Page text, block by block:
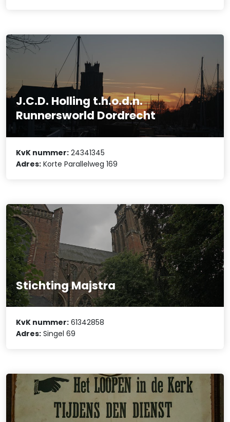
J.C.D. Holling t.h.o.d.n.
Runnersworld Dordrecht
KvK nummer: 24341345
Adres: Korte Parallelweg 169
Stichting Majstra
KvK nummer: 61342858
Adres: Singel 69